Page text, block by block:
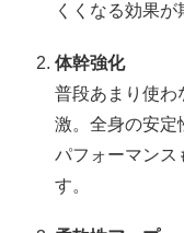
くくなる効果が
体幹強化
普段あまり使わ
激。全身の安定
パフォーマンス
す。